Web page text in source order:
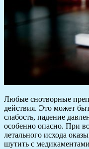
Любые снотворные
действия. Это может
слабость, падение
особенно опасно. При
летального исхода
шутить с